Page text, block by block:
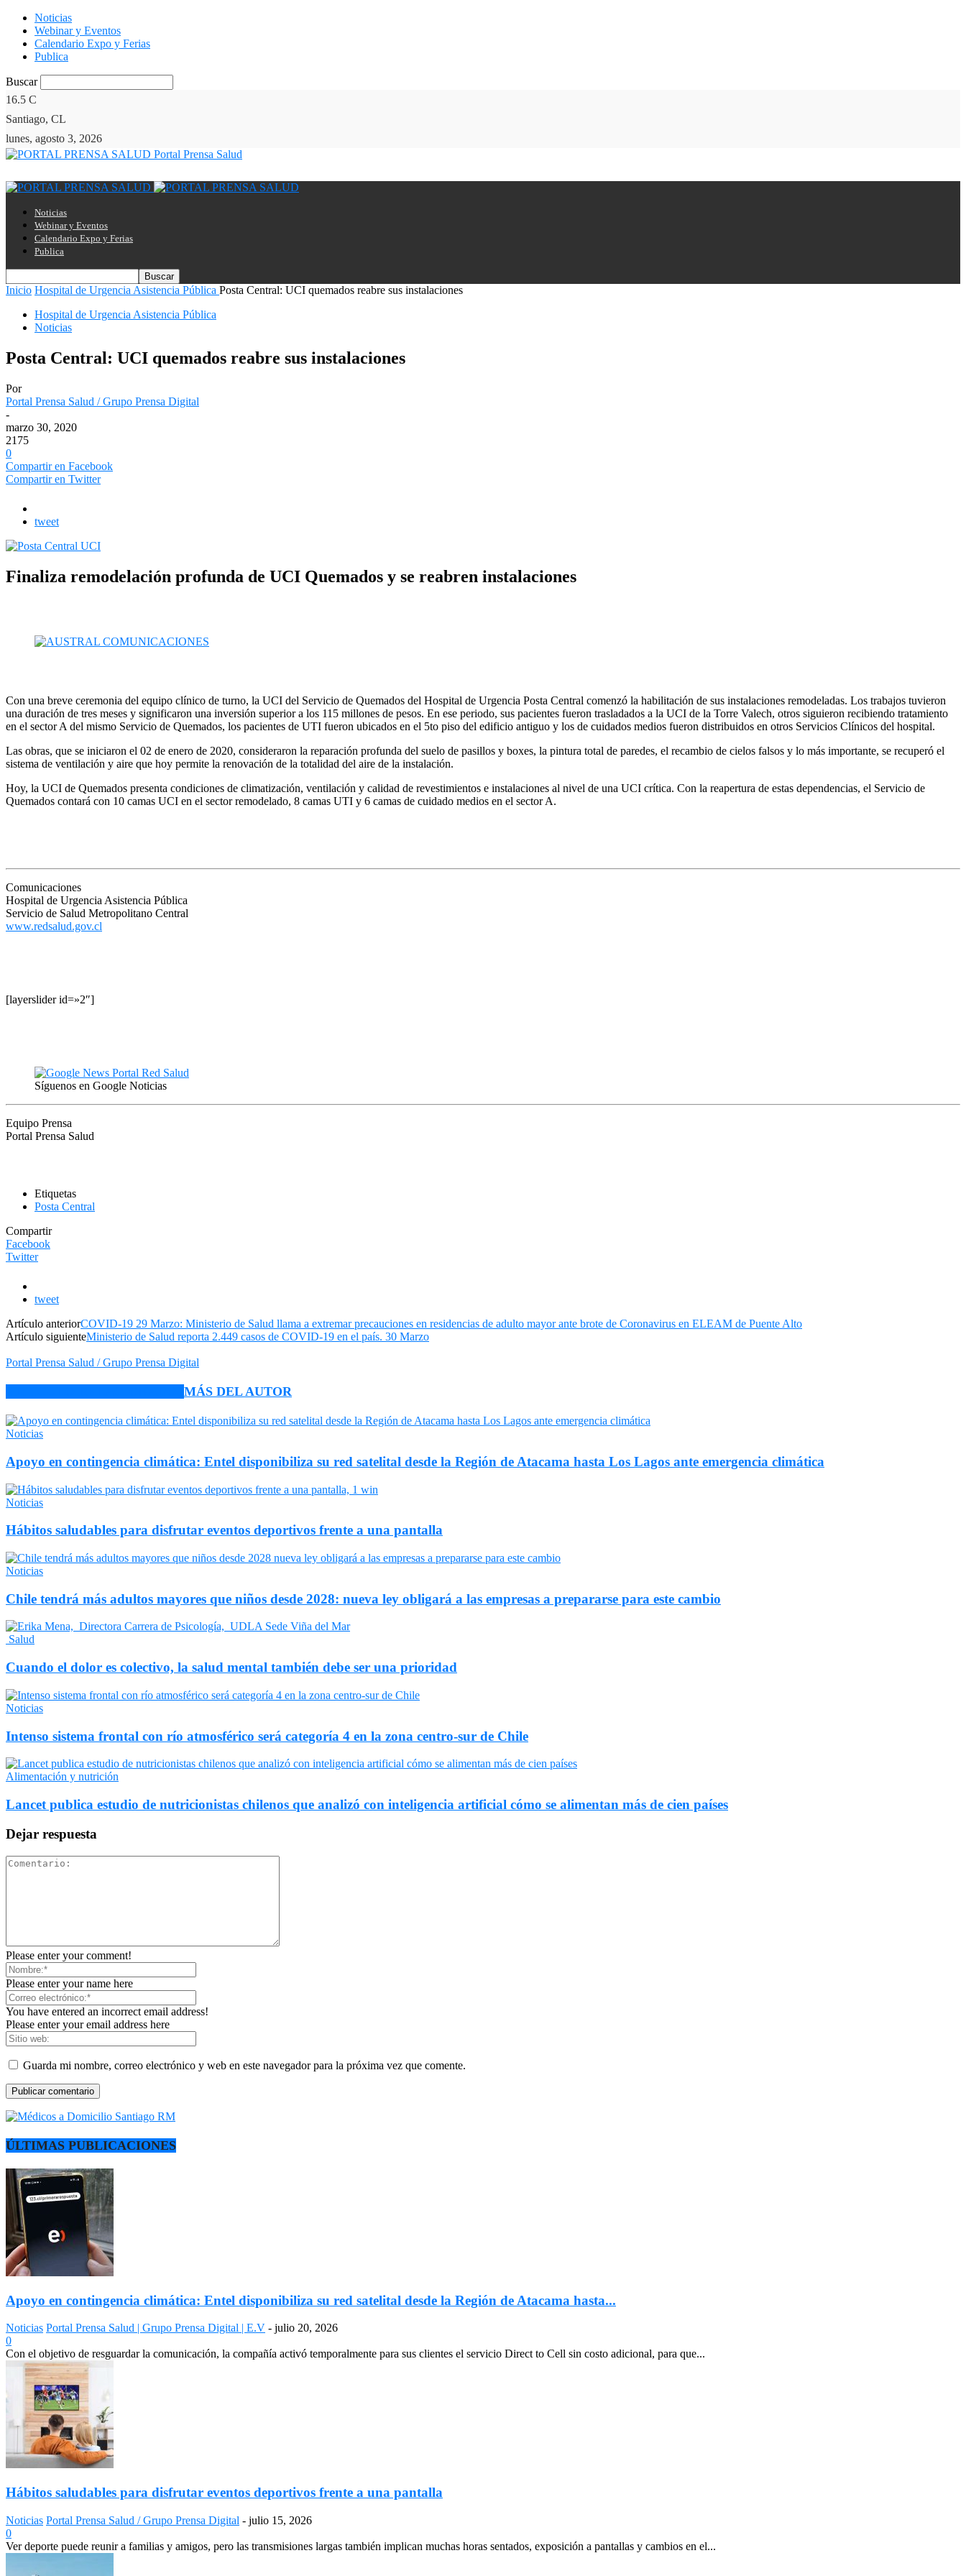
Noticias
Webinar y Eventos
Calendario Expo y Ferias
Publica
Buscar
16.5 C
Santiago, CL
lunes, agosto 3, 2026
Portal Prensa Salud
Noticias
Webinar y Eventos
Calendario Expo y Ferias
Publica
Inicio Hospital de Urgencia Asistencia Pública Posta Central: UCI quemados reabre sus instalaciones
Hospital de Urgencia Asistencia Pública
Noticias
Posta Central: UCI quemados reabre sus instalaciones
Por
Portal Prensa Salud / Grupo Prensa Digital
-
marzo 30, 2020
2175
0
Compartir en Facebook
Compartir en Twitter
tweet
Finaliza remodelación profunda de UCI Quemados y se reabren instalaciones
Con una breve ceremonia del equipo clínico de turno, la UCI del Servicio de Quemados del Hospital de Urgencia Posta Central comenzó la habilitación de sus instalaciones remodeladas. Los trabajos tuvieron
una duración de tres meses y significaron una inversión superior a los 115 millones de pesos. En ese periodo, sus pacientes fueron trasladados a la UCI de la Torre Valech, otros siguieron recibiendo tratamiento
en el sector A del mismo Servicio de Quemados, los pacientes de UTI fueron ubicados en el 5to piso del edificio antiguo y los de cuidados medios fueron distribuidos en otros Servicios Clínicos del hospital.
Las obras, que se iniciaron el 02 de enero de 2020, consideraron la reparación profunda del suelo de pasillos y boxes, la pintura total de paredes, el recambio de cielos falsos y lo más importante, se recuperó el
sistema de ventilación y aire que hoy permite la renovación de la totalidad del aire de la instalación.
Hoy, la UCI de Quemados presenta condiciones de climatización, ventilación y calidad de revestimientos e instalaciones al nivel de una UCI crítica. Con la reapertura de estas dependencias, el Servicio de
Quemados contará con 10 camas UCI en el sector remodelado, 8 camas UTI y 6 camas de cuidado medios en el sector A.
Comunicaciones
Hospital de Urgencia Asistencia Pública
Servicio de Salud Metropolitano Central
www.redsalud.gov.cl
[layerslider id=»2″]
Síguenos en Google Noticias
Equipo Prensa
Portal Prensa Salud
Etiquetas
Posta Central
Compartir
Facebook
Twitter
tweet
Artículo anteriorCOVID-19 29 Marzo: Ministerio de Salud llama a extremar precauciones en residencias de adulto mayor ante brote de Coronavirus en ELEAM de Puente Alto
Artículo siguienteMinisterio de Salud reporta 2.449 casos de COVID-19 en el país. 30 Marzo
Portal Prensa Salud / Grupo Prensa Digital
MÁS DEL AUTOR
Noticias
Apoyo en contingencia climática: Entel disponibiliza su red satelital desde la Región de Atacama hasta Los Lagos ante emergencia climática
Noticias
Hábitos saludables para disfrutar eventos deportivos frente a una pantalla
Noticias
Chile tendrá más adultos mayores que niños desde 2028: nueva ley obligará a las empresas a prepararse para este cambio
Salud
Cuando el dolor es colectivo, la salud mental también debe ser una prioridad
Noticias
Intenso sistema frontal con río atmosférico será categoría 4 en la zona centro-sur de Chile
Alimentación y nutrición
Lancet publica estudio de nutricionistas chilenos que analizó con inteligencia artificial cómo se alimentan más de cien países
Dejar respuesta
Please enter your comment!
Please enter your name here
You have entered an incorrect email address!
Please enter your email address here
Guarda mi nombre, correo electrónico y web en este navegador para la próxima vez que comente.
ÚLTIMAS PUBLICACIONES
Apoyo en contingencia climática: Entel disponibiliza su red satelital desde la Región de Atacama hasta...
Noticias Portal Prensa Salud | Grupo Prensa Digital | E.V - julio 20, 2026
0
Con el objetivo de resguardar la comunicación, la compañía activó temporalmente para sus clientes el servicio Direct to Cell sin costo adicional, para que...
Hábitos saludables para disfrutar eventos deportivos frente a una pantalla
Noticias Portal Prensa Salud / Grupo Prensa Digital - julio 15, 2026
0
Ver deporte puede reunir a familias y amigos, pero las transmisiones largas también implican muchas horas sentados, exposición a pantallas y cambios en el...